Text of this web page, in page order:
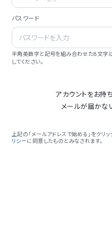
パスワード
半角英数字と記号を組み合わせた8文字
してください。
アカウントをお持
メールが届かな
上記の「メールアドレスで始める」をクリッ
リシーに同意したものとみなされます。